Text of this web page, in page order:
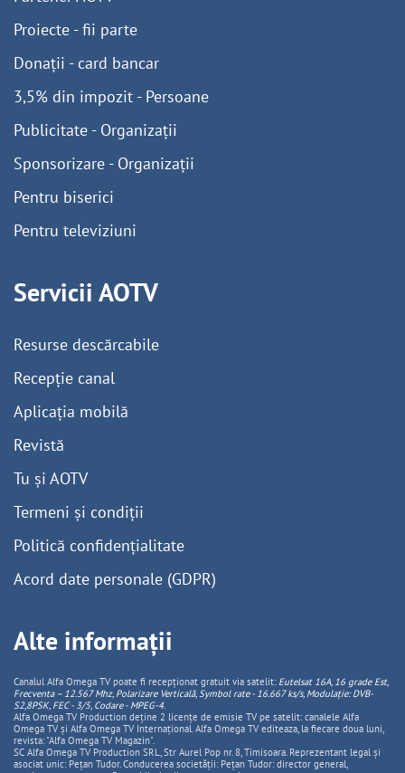
Proiecte - fii parte
Donații - card bancar
3,5% din impozit - Persoane
Publicitate - Organizații
Sponsorizare - Organizații
Pentru biserici
Pentru televiziuni
Servicii AOTV
Resurse descărcabile
Recepție canal
Aplicația mobilă
Revistă
Tu și AOTV
Termeni și condiții
Politică confidențialitate
Acord date personale (GDPR)
Alte informații
Canalul Alfa Omega TV poate fi recepționat gratuit via satelit: Eutelsat 16A, 16 grade Est,
Frecventa – 12.567 Mhz, PolarizareVerticală, Symbol rate - 16.667 ks/s, Modulație: DVB-
S2,8PSK, FEC - 3/5, Codare - MPEG-4.
Alfa Omega TV Production deține 2 licențe de emisie TV pe satelit: canalele Alfa
Omega TV și Alfa Omega TV Internațional. Alfa Omega TV editeaza, la fiecare doua luni,
revista: "Alfa Omega TV Magazin".
SC Alfa Omega TV Production SRL, Str Aurel Pop nr. 8, Timisoara. Reprezentant legal și
asociat unic: Pețan Tudor. Conducerea societății: Pețan Tudor: director general,